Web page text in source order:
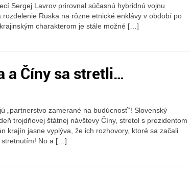
Sergej Lavrov prirovnal súčasnú hybridnú vojnu
Ruska na rôzne etnické enklávy v období po
charakterom je stále možné […]
a Číny sa stretli…
„partnerstvo zamerané na budúcnosť“! Slovenský
trojdňovej štátnej návštevy Číny, stretol s prezidentom
krajín jasne vyplýva, že ich rozhovory, ktoré sa začali
stretnutím! No a […]